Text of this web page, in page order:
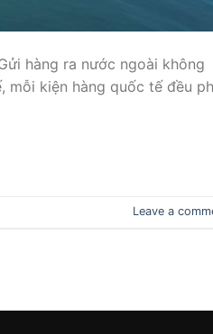
hàng ra nước ngoài không
mỗi kiện hàng quốc tế đều
Leave a